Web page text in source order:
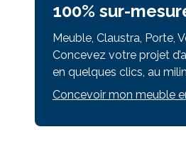
100% sur-
Meuble, Claustra, Porte,
Concevez votre projet
en quelques clics, au
Concevoir mon meuble